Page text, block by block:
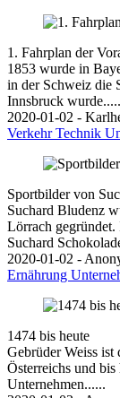
1. Fahrplan der
1853 wurde in
in der Schweiz die
Innsbruck
2020-01-02 -
VerkehrTechnik
Sportbilder von
Suchard Bludenz
Lörrach gegründet.
Suchard
2020-01-02 -
Ernährung
1474 bis heute
Gebrüder Weiss ist
Österreichs und
Unternehmen......